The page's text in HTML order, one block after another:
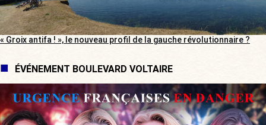
« Groix antifa ! », le nouveau profil de la gauche révolutionnaire ?
ÉVÉNEMENT BOULEVARD VOLTAIRE